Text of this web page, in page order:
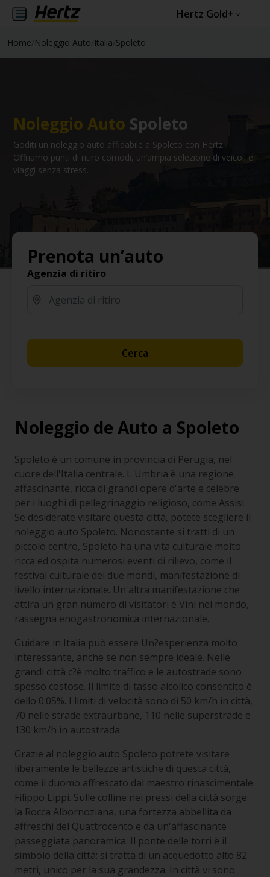
Hertz Gold+
Home Noleggio Auto Italia Spoleto
Noleggio Auto Spoleto
Goditi un noleggio auto affidabile a Spoleto con Hertz.
Offriamo punti di ritiro comodi, un’ampia selezione di veicoli e
viaggi senza stress.
Prenota un’auto
Agenzia di ritiro
Cerca
Noleggio de Auto a Spoleto
Spoleto è un comune in provincia di Perugia, nel
cuore dell'Italia centrale. L'Umbria è una regione
affascinante, ricca di grandi opere d'arte e celebre
per i luoghi di pellegrinaggio religioso, come Assisi.
Se desiderate visitare questa città, potete scegliere il
noleggio auto Spoleto. Nonostante si tratti di un
piccolo centro, Spoleto ha una vita culturale molto
ricca ed ospita numerosi eventi di rilievo, come il
festival culturale dei due mondi, manifestazione di
livello internazionale. Un'altra manifestazione che
attira un gran numero di visitatori è Vini nel mondo,
rassegna enogastronomica internazionale.
Guidare in Italia può essere Un?esperienza molto
interessante, anche se non sempre ideale. Nelle
grandi città c?è molto traffico e le autostrade sono
spesso costose. Il limite di tasso alcolico consentito è
dello 0.05%. I limiti di velocità sono di 50 km/h in città,
70 nelle strade extraurbane, 110 nelle superstrade e
130 km/h in autostrada.
Grazie al noleggio auto Spoleto potrete visitare
liberamente le bellezze artistiche di questa città,
come il duomo affrescato dal maestro rinascimentale
Filippo Lippi. Sulle colline nei pressi della città sorge
la Rocca Albornoziana, una fortezza abbellita da
affreschi del Quattrocento e da un'affascinante
passeggiata panoramica. Il ponte delle torri è il
simbolo della città: si tratta di un acquedotto alto 82
metri, unico per la sua grandezza. In città vi sono